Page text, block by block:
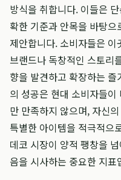
방식을 취합니다. 이들은
확한 기준과 안목을 바탕
제안합니다. 소비자들은
브랜드나 독창적인 스토리
향을 발견하고 확장하는
의 성공은 현대 소비자들
만 만족하지 않으며, 자신
특별한 아이템을 적극적으
데코 시장이 양적 팽창을
음을 시사하는 중요한 지표